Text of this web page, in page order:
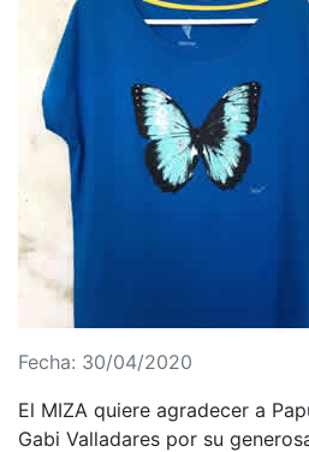
Fecha: 30/04/2020
El MIZA quiere agradecer a
Gabi Valladares por su